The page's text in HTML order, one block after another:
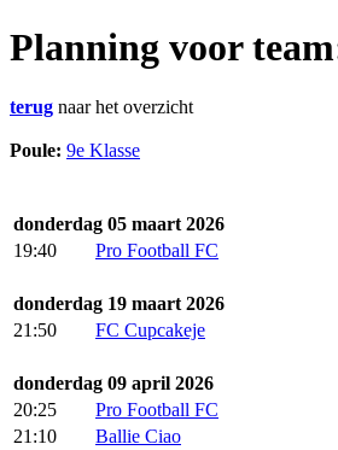
Planning voor
terug naar het overzicht
Poule: 9e Klasse
donderdag 05 maart 2026
19:40
Pro Football FC
donderdag 19 maart 2026
21:50
FC Cupcakeje
donderdag 09 april 2026
20:25
Pro Football FC
21:10
Ballie Ciao